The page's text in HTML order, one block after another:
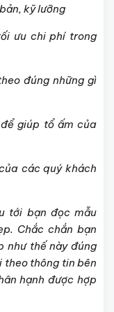
kỹ lưỡng
ưu chi phí trong
đúng những gì
giúp tổ ấm của
các quý khách
tới bạn đọc mẫu
Chắc chắn bạn
như thế này đúng
theo thông tin bên
hạnh được hợp